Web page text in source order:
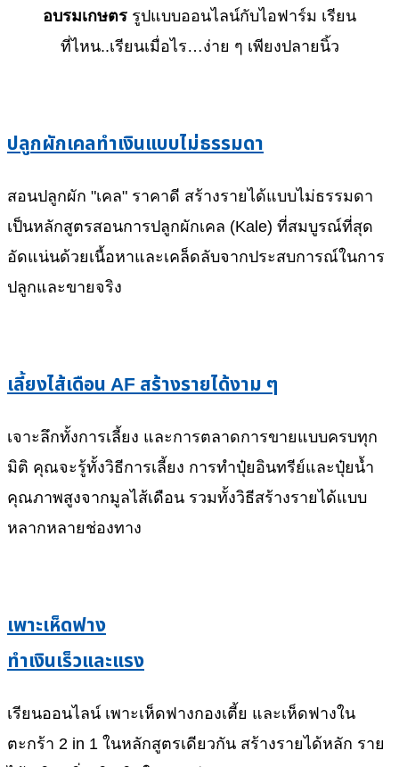
อบรมเกษตร รูปแบบออนไลน์กับไอฟาร์ม เรียน
ที่ไหน..เรียนเมื่อไร…ง่าย ๆ เพียงปลายนิ้ว
ปลูกผักเคลทำเงินแบบไม่ธรรมดา
สอนปลูกผัก "เคล" ราคาดี สร้างรายได้แบบไม่ธรรมดา
เป็นหลักสูตรสอนการปลูกผักเคล (Kale) ที่สมบูรณ์ที่สุด
อัดแน่นด้วยเนื้อหาและเคล็ดลับจากประสบการณ์ในการ
ปลูกและขายจริง
เลี้ยงไส้เดือน AF สร้างรายได้งาม ๆ
เจาะลึกทั้งการเลี้ยง และการตลาดการขายแบบครบทุก
มิติ คุณจะรู้ทั้งวิธีการเลี้ยง การทำปุ๋ยอินทรีย์และปุ๋ยน้ำ
คุณภาพสูงจากมูลไส้เดือน รวมทั้งวิธีสร้างรายได้แบบ
หลากหลายช่องทาง
เพาะเห็ดฟาง
ทำเงินเร็วและแรง
เรียนออนไลน์ เพาะเห็ดฟางกองเตี้ย และเห็ดฟางใน
ตะกร้า 2 in 1 ในหลักสูตรเดียวกัน สร้างรายได้หลัก ราย